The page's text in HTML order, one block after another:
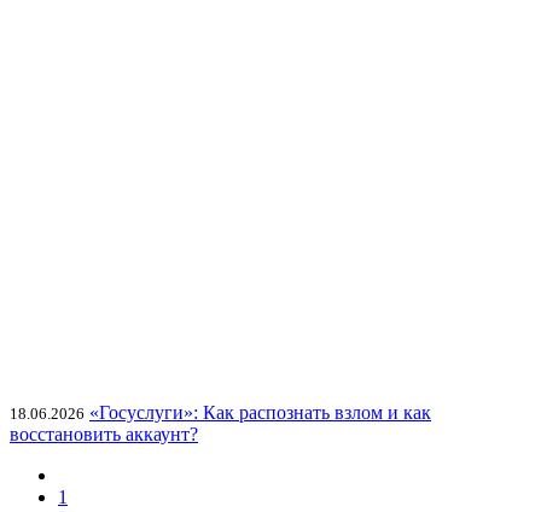
18.06.2026 «Госуслуги»: Как распознать взлом и как
восстановить аккаунт?
1